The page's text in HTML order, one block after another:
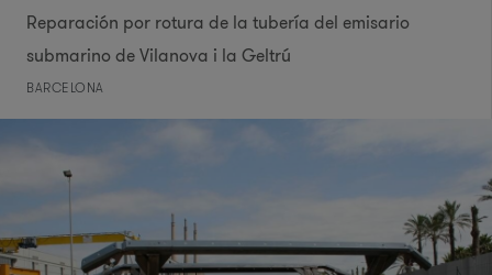
Reparación por rotura de la tubería del emisario
submarino de Vilanova i la Geltrú
BARCELONA